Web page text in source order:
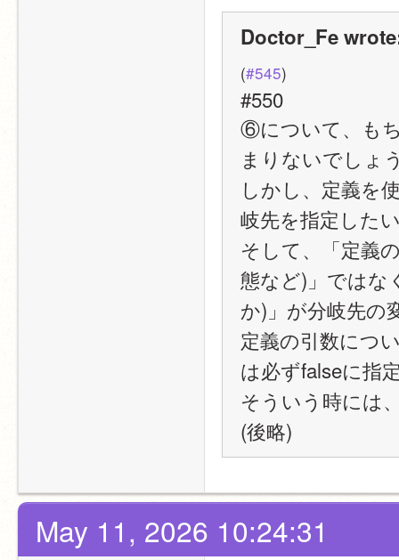
Doctor_Fe
(#545)
#550
⑥について、も
まりないでしょ
しかし、定義を
岐先を指定した
そして、「定義
態など)」ではな
か)」が分岐先の
定義の引数につ
は必ずfalseに指
そういう時には
(後略)
May 11, 2026 10:24:31